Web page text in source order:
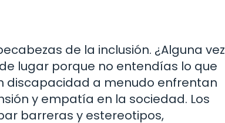
de la inclusión. ¿Alguna vez
lugar porque no entendías lo que
discapacidad a menudo enfrentan
y empatía en la sociedad. Los
barreras y estereotipos,